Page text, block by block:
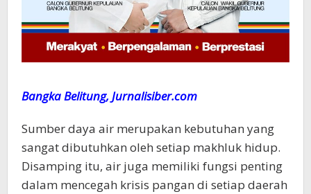
Bangka Belitung, Jurnalisiber.com
Sumber daya air merupakan kebutuhan yang
sangat dibutuhkan oleh setiap makhluk hidup.
Disamping itu, air juga memiliki fungsi penting
dalam mencegah krisis pangan di setiap daerah